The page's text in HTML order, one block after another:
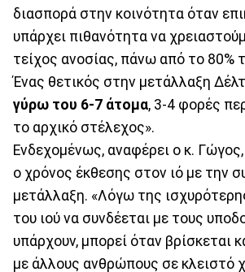
διασπορά στην κοινότητα όταν
υπάρχει πιθανότητα να
τείχος ανοσίας, πάνω από το 80%
Ένας θετικός στην μετάλλαξη
γύρω του 6-7 άτομα, 3-4 φορές
το αρχικό στέλεχος».
Ενδεχομένως, αναφέρει ο κ. Γώγος,
ο χρόνος έκθεσης στον ιό με την
μετάλλαξη. «Λόγω της
του ιού να συνδέεται με τους
υπάρχουν, μπορεί όταν βρίσκεται
με άλλους ανθρώπους σε κλειστό